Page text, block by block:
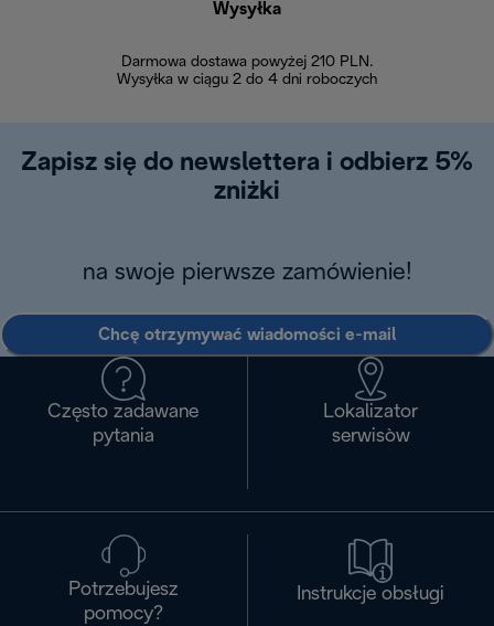
Wysyłka
Darmowa dostawa powyżej 210 PLN.
Wysyłka w ciągu 2 do 4 dni roboczych
Zapisz się do newslettera i odbierz 5%
zniżki
na swoje pierwsze zamówienie!
Chcę otrzymywać wiadomości e-mail
Często zadawane
pytania
Lokalizator
serwisòw
Potrzebujesz
pomocy?
Instrukcje obsługi